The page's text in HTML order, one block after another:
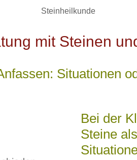
Steinheilkunde
mit Steinen
Situationen
Bei der
Steine